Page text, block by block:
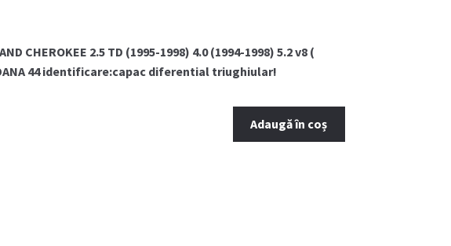
CHEROKEE 2.5 TD (1995-1998) 4.0 (1994-1998) 5.2 v8 (
44 identificare:capac diferential triughiular!
Adaugă în coș